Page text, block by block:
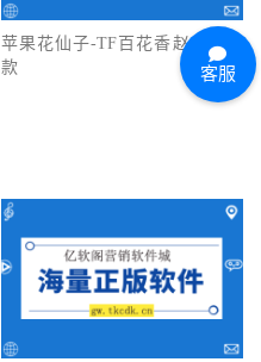
苹果花仙子-TF百花香赵子龙同
款
客服